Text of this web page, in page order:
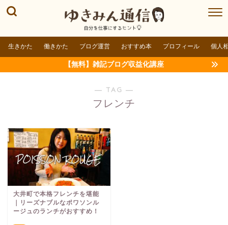
生きかた 働きかた ブログ運営 おすすめ本 プロフィール 個人
【無料】雑記ブログ収益化講座
― TAG ―
フレンチ
大井町で本格フレンチを堪能
｜リーズナブルなポワソンル
ージュのランチがおすすめ！